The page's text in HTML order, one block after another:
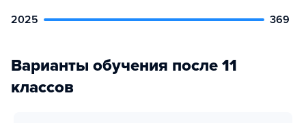
2025
369
Варианты обучения после 11
классов